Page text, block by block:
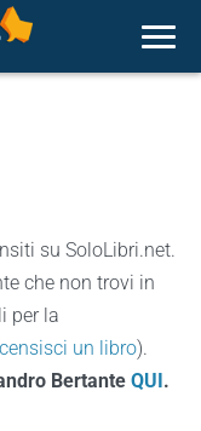
su SoloLibri.net.
che non trovi in
per la
un libro).
Bertante QUI.